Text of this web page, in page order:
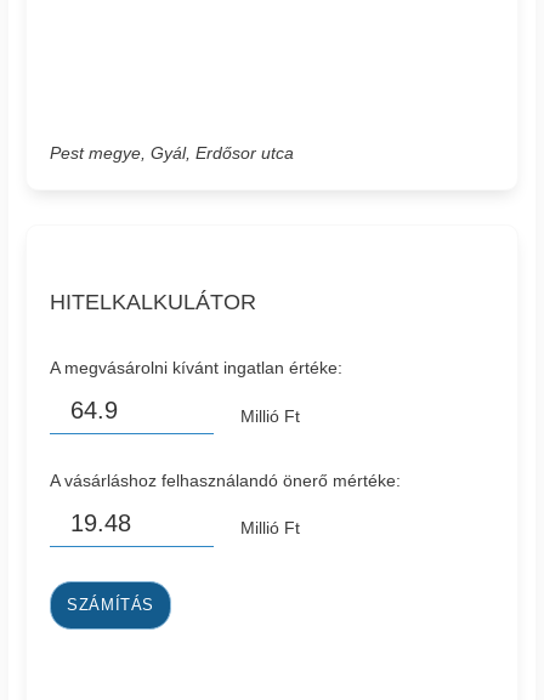
Pest megye, Gyál, Erdősor utca
HITELKALKULÁTOR
A megvásárolni kívánt ingatlan értéke:
Millió Ft
A vásárláshoz felhasználandó önerő mértéke:
Millió Ft
SZÁMÍTÁS